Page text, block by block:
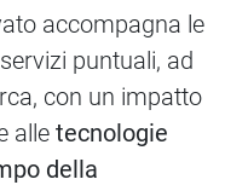
accompagna le
puntuali, ad
con un impatto
alle tecnologie
della